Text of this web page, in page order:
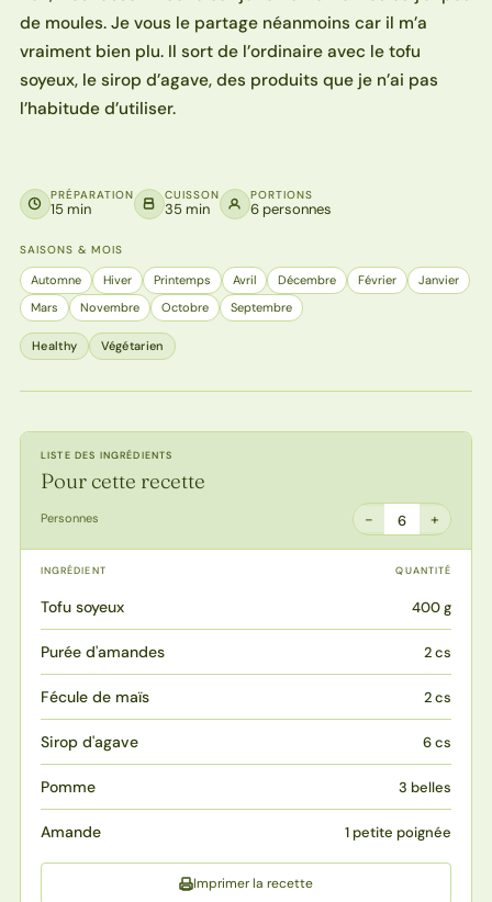
de moules. Je vous le partage néanmoins car il m’a
vraiment bien plu. Il sort de l’ordinaire avec le tofu
soyeux, le sirop d’agave, des produits que je n’ai pas
l’habitude d’utiliser.
PRÉPARATION
15 min
CUISSON
35 min
PORTIONS
6 personnes
SAISONS & MOIS
Automne Hiver Printemps Avril Décembre Février
Janvier
Mars
Novembre Octobre Septembre
Healthy Végétarien
LISTE DES INGRÉDIENTS
Pour cette recette
Personnes − 6 +
INGRÉDIENT QUANTITÉ
Tofu soyeux 400 g
Purée d'amandes 2 cs
Fécule de maïs 2 cs
Sirop d'agave 6 cs
Pomme 3 belles
Amande 1 petite poignée
Imprimer la recette